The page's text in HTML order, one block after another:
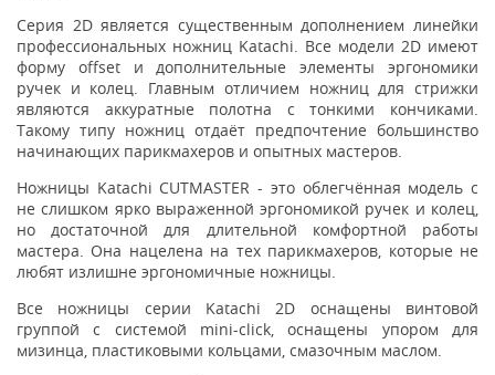
Серия 2D является существенным дополнением линейки
профессиональных ножниц Katachi. Все модели 2D имеют
форму offset и дополнительные элементы эргономики
ручек и колец. Главным отличием ножниц для стрижки
являются аккуратные полотна с тонкими кончиками.
Такому типу ножниц отдаёт предпочтение большинство
начинающих парикмахеров и опытных мастеров.
Ножницы Katachi CUTMASTER - это облегчённая модель с
не слишком ярко выраженной эргономикой ручек и колец,
но достаточной для длительной комфортной работы
мастера. Она нацелена на тех парикмахеров, которые не
любят излишне эргономичные ножницы.
Все ножницы серии Katachi 2D оснащены винтовой
группой с системой mini-click, оснащены упором для
мизинца, пластиковыми кольцами, смазочным маслом.